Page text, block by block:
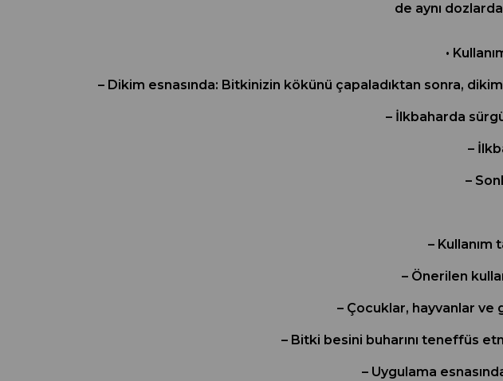
de aynı
•
– Dikim esnasında: Bitkinizin kökünü çapaladıktan sonra,
– İlkbaharda
–
–
– Kullanım
– Önerilen
– Çocuklar, hayvanlar ve
– Bitki besini buharını teneffüs
– Uygulama